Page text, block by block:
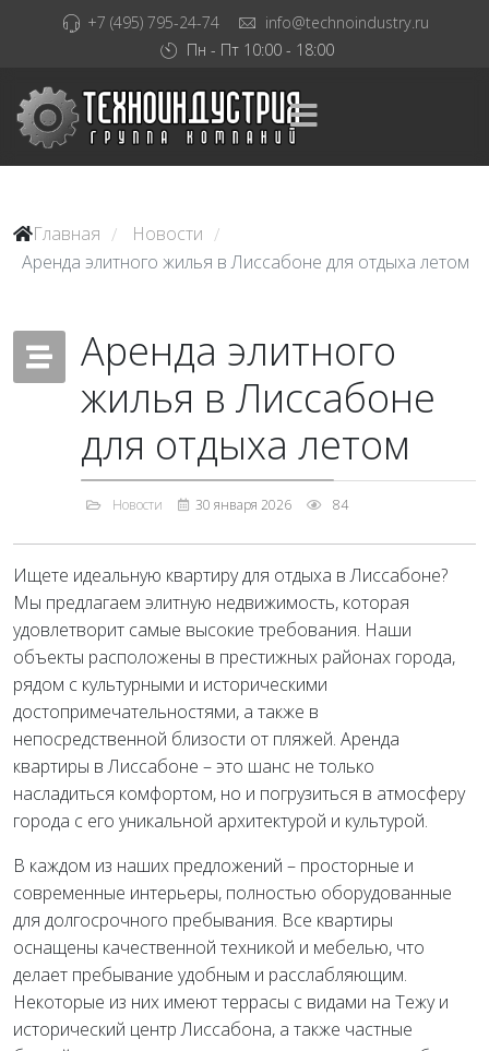
+7 (495) 795-24-74
info@technoindustry.ru
Пн - Пт 10:00 - 18:00
Главная / Новости /
Аренда элитного жилья в Лиссабоне для отдыха летом
Аренда элитного
жилья в Лиссабоне
для отдыха летом
Новости 30 января 2026 84
Ищете идеальную квартиру для отдыха в Лиссабоне?
Мы предлагаем элитную недвижимость, которая
удовлетворит самые высокие требования. Наши
объекты расположены в престижных районах города,
рядом с культурными и историческими
достопримечательностями, а также в
непосредственной близости от пляжей. Аренда
квартиры в Лиссабоне – это шанс не только
насладиться комфортом, но и погрузиться в атмосферу
города с его уникальной архитектурой и культурой.
В каждом из наших предложений – просторные и
современные интерьеры, полностью оборудованные
для долгосрочного пребывания. Все квартиры
оснащены качественной техникой и мебелью, что
делает пребывание удобным и расслабляющим.
Некоторые из них имеют террасы с видами на Тежу и
исторический центр Лиссабона, а также частные